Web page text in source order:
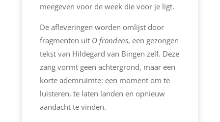
meegeven voor de week die voor je ligt.
De afleveringen worden omlijst door
fragmenten uit O frondens, een gezongen
tekst van Hildegard van Bingen zelf. Deze
zang vormt geen achtergrond, maar een
korte ademruimte: een moment om te
luisteren, te laten landen en opnieuw
aandacht te vinden.